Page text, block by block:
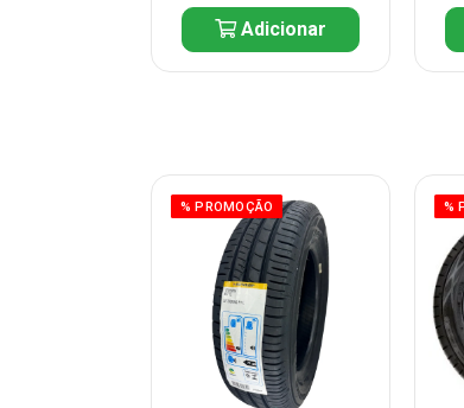
Adicionar
% PROMOÇÃO %